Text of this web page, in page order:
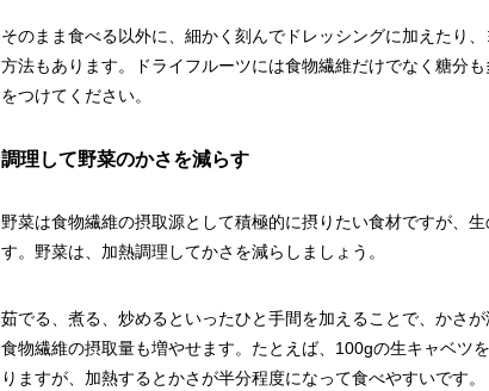
そのまま食べる以外に、細かく刻んでドレッシングに加えたり
方法もあります。ドライフルーツには食物繊維だけでなく糖分
をつけてください。
調理して野菜のかさを減らす
野菜は食物繊維の摂取源として積極的に摂りたい食材ですが、
す。野菜は、加熱調理してかさを減らしましょう。
茹でる、煮る、炒めるといったひと手間を加えることで、かさ
食物繊維の摂取量も増やせます。たとえば、100gの生キャベツ
りますが、加熱するとかさが半分程度になって食べやすいです。